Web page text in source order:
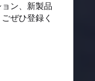
ン、新製品
ぜひ登録く